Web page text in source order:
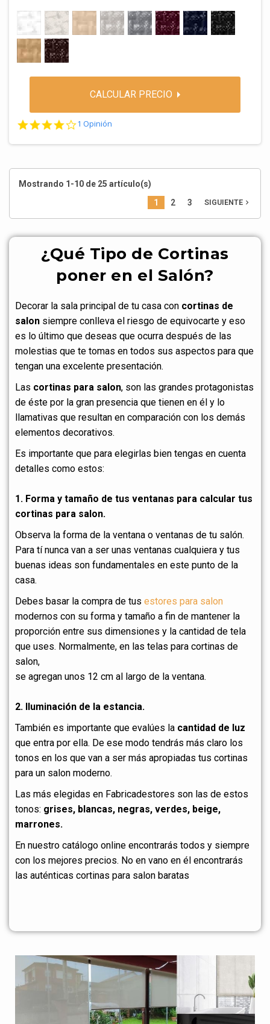
01 BLANCO
02 LINO 03 SABLE04 PERLA05 GRIS06 BURDEOS
07 AZUL08 NEGRO
09 CHAMOIS10 CHOCOLATE
CALCULAR PRECIO
4.0 star rating
1 Opinión
Mostrando 1-10 de 25 artículo(s)
1
2 3 SIGUIENTE 
¿Qué Tipo de Cortinas
poner en el Salón?
Decorar la sala principal de tu casa con cortinas de
salon siempre conlleva el riesgo de equivocarte y eso
es lo último que deseas que ocurra después de las
molestias que te tomas en todos sus aspectos para que
tengan una excelente presentación.
Las cortinas para salon, son las grandes protagonistas
de éste por la gran presencia que tienen en él y lo
llamativas que resultan en comparación con los demás
elementos decorativos.
Es importante que para elegirlas bien tengas en cuenta
detalles como estos:
1. Forma y tamaño de tus ventanas para calcular tus
cortinas para salon.
Observa la forma de la ventana o ventanas de tu salón.
Para tí nunca van a ser unas ventanas cualquiera y tus
buenas ideas son fundamentales en este punto de la
casa.
Debes basar la compra de tus estores para salon
modernos con su forma y tamaño a fin de mantener la
proporción entre sus dimensiones y la cantidad de tela
que uses. Normalmente, en las telas para cortinas de
salon,
se agregan unos 12 cm al largo de la ventana.
2. Iluminación de la estancia.
También es importante que evalúes la cantidad de luz
que entra por ella. De ese modo tendrás más claro los
tonos en los que van a ser más apropiadas tus cortinas
para un salon moderno.
Las más elegidas en Fabricadestores son las de estos
tonos: grises, blancas, negras, verdes, beige,
marrones.
En nuestro catálogo online encontrarás todos y siempre
con los mejores precios. No en vano en él encontrarás
las auténticas cortinas para salon baratas